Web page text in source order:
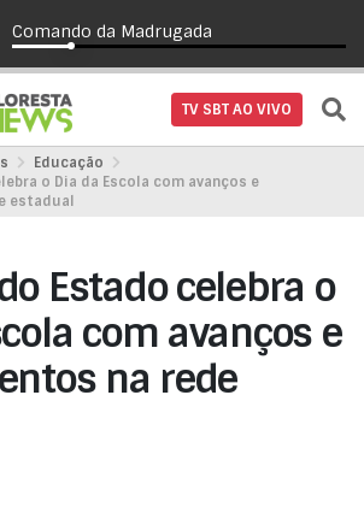
Comando da Madrugada
TV SBT AO VIVO
Educação
o Dia da Escola com avanços e
estadual
Estado celebra o
com avanços e
na rede